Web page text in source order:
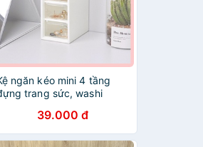
ngăn kéo mini 4 tầng
trang sức, washi
bàn tiện dụng39.000 đ